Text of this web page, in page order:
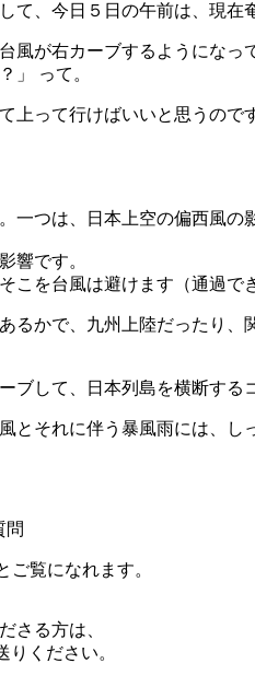
、今日５日の午前は、現在
が右カーブするようになっ
」 って。
って行けばいいと思うので
つは、日本上空の偏西風の
響です。
を台風は避けます（通過で
かで、九州上陸だったり、
して、日本列島を横断する
それに伴う暴風雨には、し
問
覧になれます。
さる方は、
りください。